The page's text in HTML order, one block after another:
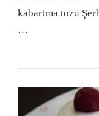
kabartma tozu
…